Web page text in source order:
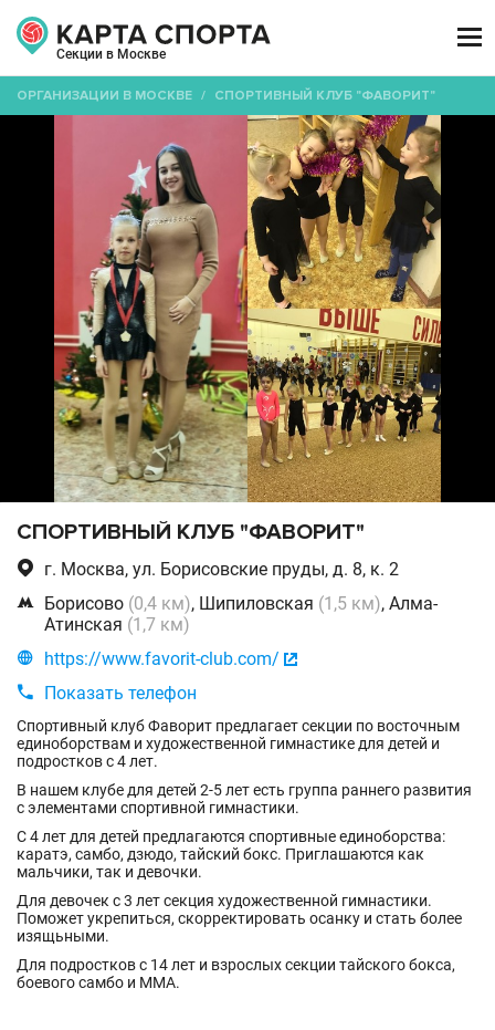
Секции в Москве

ОРГАНИЗАЦИИ В МОСКВЕ / СПОРТИВНЫЙ КЛУБ "ФАВОРИТ"
СПОРТИВНЫЙ КЛУБ "ФАВОРИТ"
 г. Москва, ул. Борисовские пруды, д. 8, к. 2
 Борисово (0,4 км), Шипиловская (1,5 км), Алма-
Атинская (1,7 км)
 https://www.favorit-club.com/ 

Показать телефон
Спортивный клуб Фаворит предлагает секции по восточным
единоборствам и художественной гимнастике для детей и
подростков с 4 лет.
В нашем клубе для детей 2-5 лет есть группа раннего развития
с элементами спортивной гимнастики.
С 4 лет для детей предлагаются спортивные единоборства:
каратэ, самбо, дзюдо, тайский бокс. Приглашаются как
мальчики, так и девочки.
Для девочек с 3 лет секция художественной гимнастики.
Поможет укрепиться, скорректировать осанку и стать более
изящьными.
Для подростков с 14 лет и взрослых секции тайского бокса,
боевого самбо и ММА.